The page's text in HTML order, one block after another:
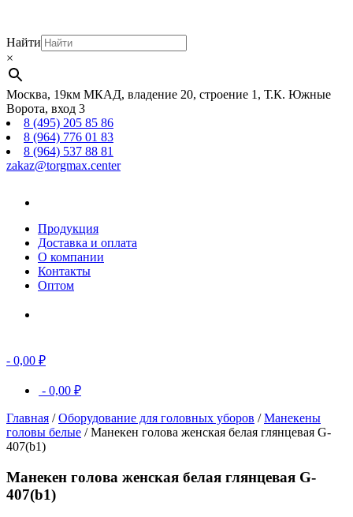
Найти
×
Москва, 19км МКАД, владение 20, строение 1, Т.К. Южные
Ворота, вход 3
8 (495) 205 85 86
8 (964) 776 01 83
8 (964) 537 88 81
zakaz@torgmax.center
Продукция
Доставка и оплата
О компании
Контакты
Оптом
- 0,00 ₽
- 0,00 ₽
Главная /Оборудование для головных уборов /Манекены
головы белые / Манекен голова женская белая глянцевая G-
407(b1)
Манекен голова женская белая глянцевая G-
407(b1)